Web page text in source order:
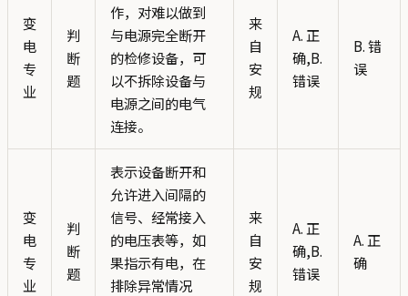
变
电
专
业
判
断
题
作，对难以做到
与电源完全断开
的检修设备，可
以不拆除设备与
电源之间的电气
连接。
来
自
安
规
A. 正
确,B.
错误
B. 错
误
变
电
专
业
判
断
题
表示设备断开和
允许进入间隔的
信号、经常接入
的电压表等，如
果指示有电，在
排除异常情况
来
自
安
规
A. 正
确,B.
错误
A. 正
确